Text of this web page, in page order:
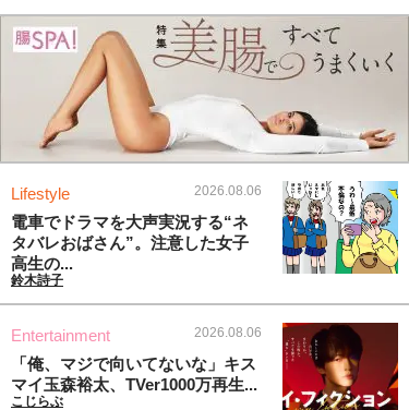
Lifestyle 2026.08.06
電車でドラマを大声実況する“ネ
タバレおばさん”。注意した女子
高生の...
鈴木詩子
Entertainment 2026.08.06
「俺、マジで向いてないな」キス
マイ玉森裕太、TVer1000万再生...
こじらぶ